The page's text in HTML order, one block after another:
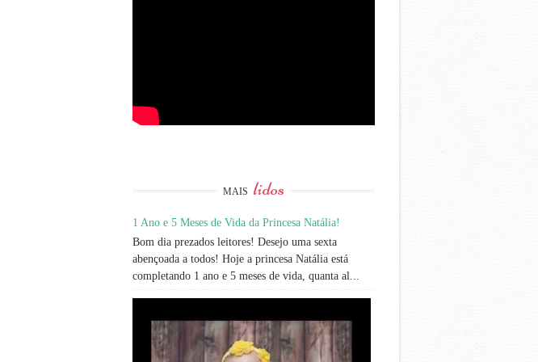
MAIS lidos
1 Ano e 5 Meses de Vida da Princesa Natália!
Bom dia prezados leitores! Desejo uma sexta
abençoada a todos! Hoje a princesa Natália está
completando 1 ano e 5 meses de vida, quanta al...